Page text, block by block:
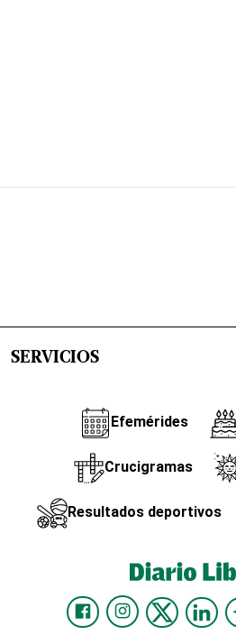
SERVICIOS
Efemérides
Crucigramas
Resultados deportivos